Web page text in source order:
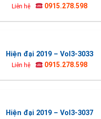
Liên hệ 0915.278.598
Hiện đại 2019 – Vol3-3033
Liên hệ 0915.278.598
Hiện đại 2019 – Vol3-3037